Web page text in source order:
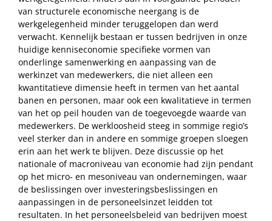
van structurele economische neergang is de
werkgelegenheid minder teruggelopen dan werd
verwacht. Kennelijk bestaan er tussen bedrijven in onze
huidige kenniseconomie specifieke vormen van
onderlinge samenwerking en aanpassing van de
werkinzet van medewerkers, die niet alleen een
kwantitatieve dimensie heeft in termen van het aantal
banen en personen, maar ook een kwalitatieve in termen
van het op peil houden van de toegevoegde waarde van
medewerkers. De werkloosheid steeg in sommige regio’s
veel sterker dan in andere en sommige groepen sloegen
erin aan het werk te blijven. Deze discussie op het
nationale of macroniveau van economie had zijn pendant
op het micro- en mesoniveau van ondernemingen, waar
de beslissingen over investeringsbeslissingen en
aanpassingen in de personeelsinzet leidden tot
resultaten. In het personeelsbeleid van bedrijven moest